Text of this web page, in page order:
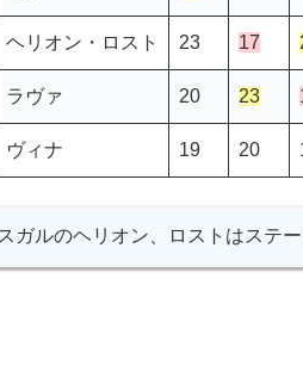
ヘリオン・ロスト 23 17
ラヴァ 20 23
ヴィナ 19 20
ガルのヘリオン、ロストはステ